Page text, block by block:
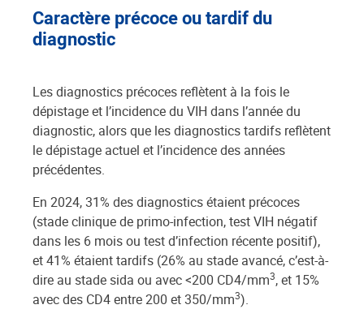
Caractère précoce ou tardif du
diagnostic
Les diagnostics précoces reflètent à la fois le
dépistage et l’incidence du VIH dans l’année du
diagnostic, alors que les diagnostics tardifs reflètent
le dépistage actuel et l’incidence des années
précédentes.
En 2024, 31% des diagnostics étaient précoces
(stade clinique de primo-infection, test VIH négatif
dans les 6 mois ou test d’infection récente positif),
et 41% étaient tardifs (26% au stade avancé, c’est-à-
dire au stade sida ou avec <200 CD4/mm3, et 15%
avec des CD4 entre 200 et 350/mm3).